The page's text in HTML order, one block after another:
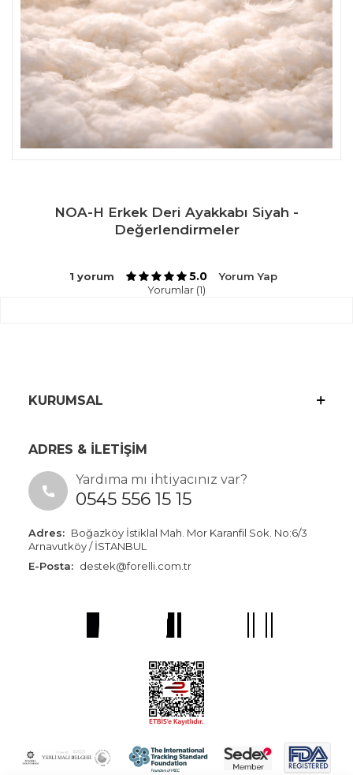
NOA-H Erkek Deri Ayakkabı Siyah -
Değerlendirmeler
1 yorum 5.0
Yorum Yap
Yorumlar (1)
KURUMSAL
ADRES & İLETİŞİM
Yardıma mı ihtiyacınız var?
0545 556 15 15
Adres: Boğazköy İstiklal Mah. Mor Karanfil Sok. No:6/3
Arnavutköy / İSTANBUL
E-Posta: destek@forelli.com.tr